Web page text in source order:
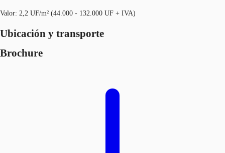
Valor: 2,2 UF/m² (44.000 - 132.000 UF + IVA)
Ubicación y transporte
Brochure